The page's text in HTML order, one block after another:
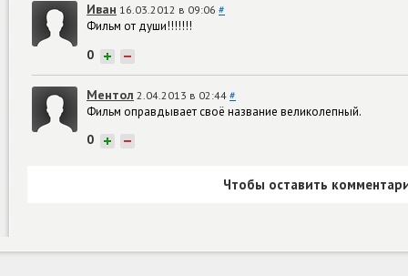
Иван 16.03.2012 в 09:06 #
Фильм от души!!!!!!!
0 + −
Ментол 2.04.2013 в 02:44 #
Фильм оправдывает своё название великолепный.
0 + −
Чтобы оставить